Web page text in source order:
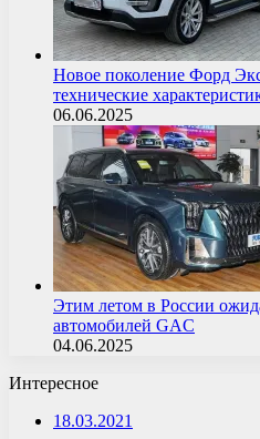
Новое поколение Форд
технические
06.06.2025
Этим летом в России
автомобилей GAC
04.06.2025
Интересное
18.03.2021